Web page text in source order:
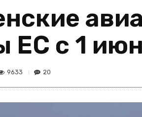
ЕС с 1
9633 20